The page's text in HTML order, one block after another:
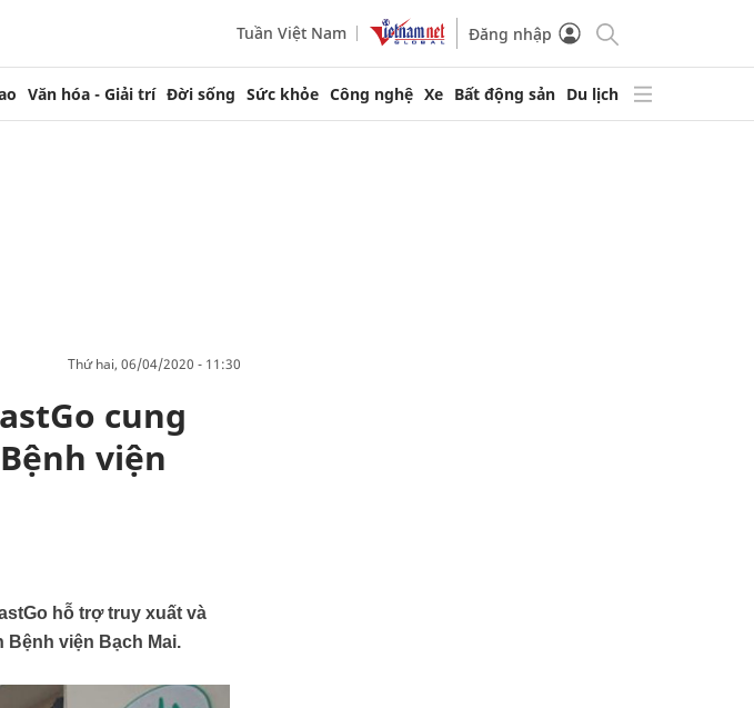
Tuần Việt Nam Đăng nhập
Văn hóa - Giải trí Đời sống Sức khỏe Công nghệ Xe Bất động sản Du lịch
thứ hai, 06/04/2020 - 11:30
cung
viện
hỗ trợ truy xuất và
viện Bạch Mai.